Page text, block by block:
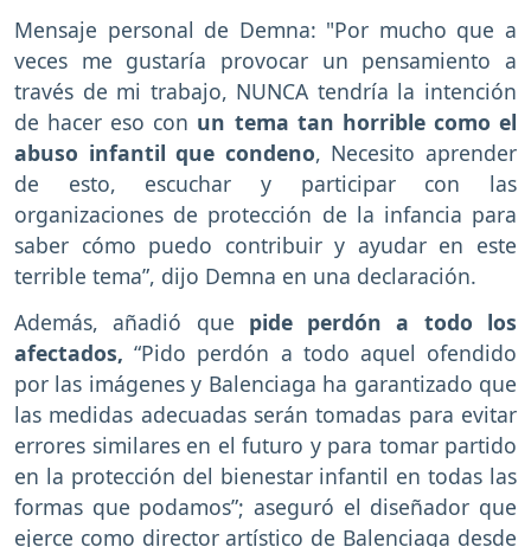
Mensaje personal de Demna: "Por mucho que a
veces me gustaría provocar un pensamiento a
través de mi trabajo, NUNCA tendría la intención
de hacer eso con un tema tan horrible como el
abuso infantil que condeno, Necesito aprender
de esto, escuchar y participar con las
organizaciones de protección de la infancia para
saber cómo puedo contribuir y ayudar en este
terrible tema”, dijo Demna en una declaración.
Además, añadió que pide perdón a todo los
afectados, “Pido perdón a todo aquel ofendido
por las imágenes y Balenciaga ha garantizado que
las medidas adecuadas serán tomadas para evitar
errores similares en el futuro y para tomar partido
en la protección del bienestar infantil en todas las
formas que podamos”; aseguró el diseñador que
ejerce como director artístico de Balenciaga desde